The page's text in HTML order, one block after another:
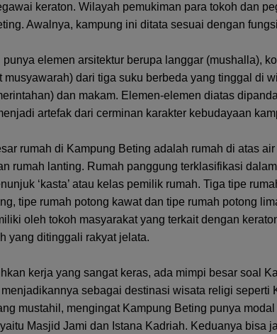
keraton. Wilayah pemukiman para tokoh dan
Awalnya, kampung ini ditata sesuai dengan
punya elemen arsitektur berupa langgar (mushalla),
musyawarah) dari tiga suku berbeda yang tinggal di
dan makam. Elemen-elemen diatas
artefak dari cerminan karakter kebudayaan
rumah di Kampung Beting adalah rumah di atas
rumah lanting. Rumah panggung terklasifikasi
‘kasta’ atau kelas pemilik rumah. Tiga tipe
tipe rumah potong kawat dan tipe rumah potong
oleh tokoh masyarakat yang terkait dengan
yang ditinggali rakyat jelata.
kerja yang sangat keras, ada mimpi besar soal
sebagai destinasi wisata religi seperti
mustahil, mengingat Kampung Beting punya
Masjid Jami dan Istana Kadriah. Keduanya bisa